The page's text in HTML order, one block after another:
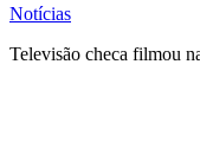
Notícias
Televisão checa filmou